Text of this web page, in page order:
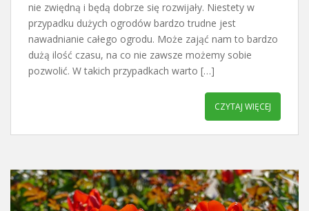
nie zwiędną i będą dobrze się rozwijały. Niestety w
przypadku dużych ogrodów bardzo trudne jest
nawadnianie całego ogrodu. Może zająć nam to bardzo
dużą ilość czasu, na co nie zawsze możemy sobie
pozwolić. W takich przypadkach warto […]
CZYTAJ WIĘCEJ